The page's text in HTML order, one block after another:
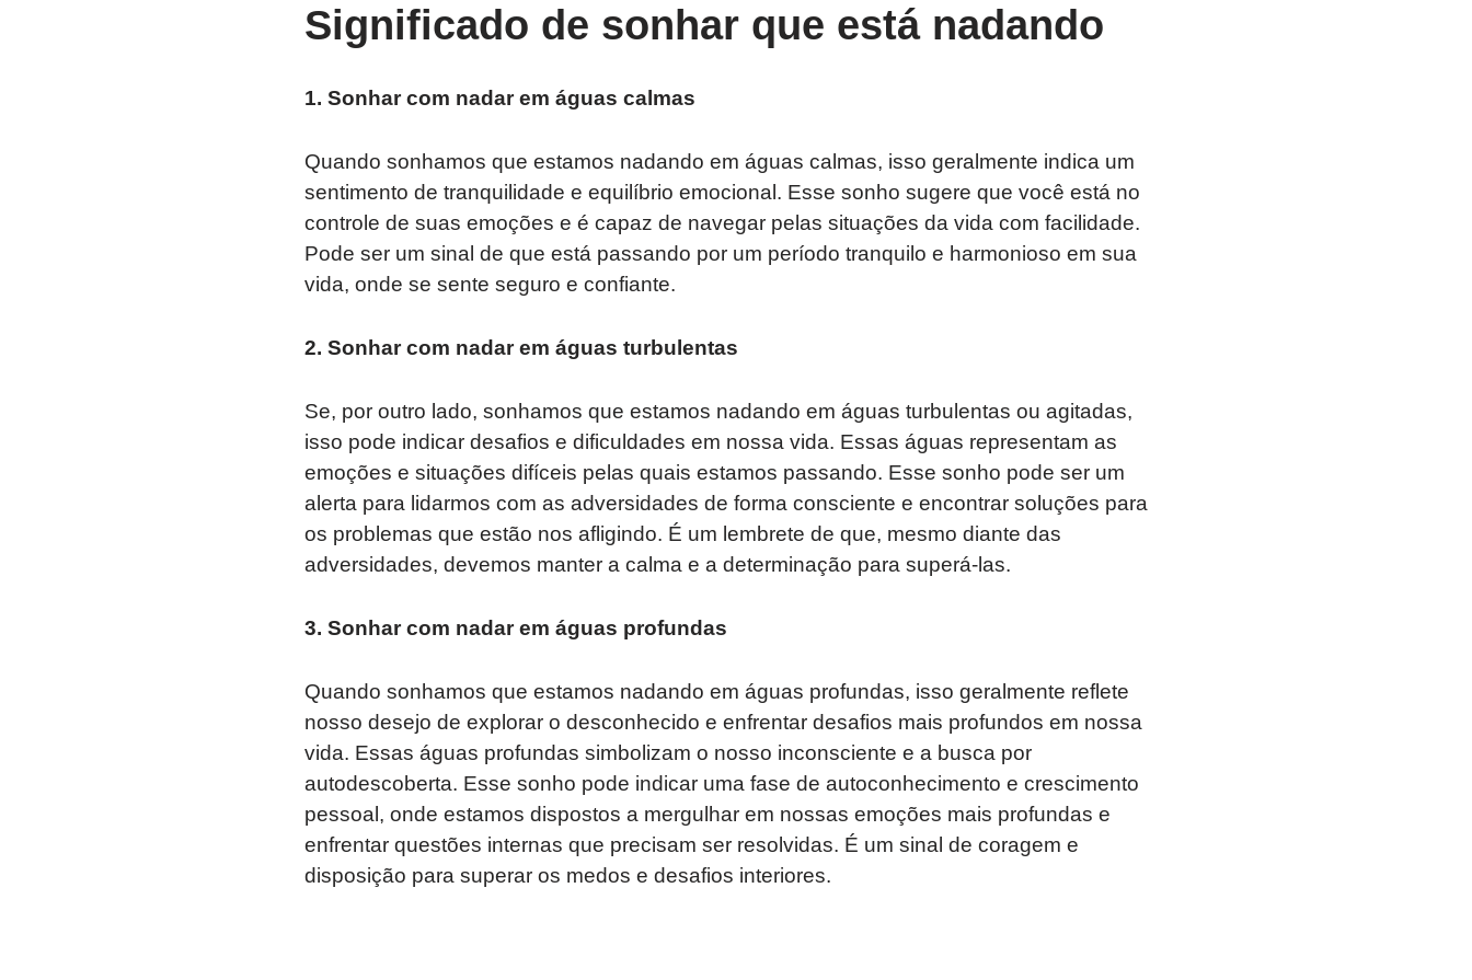
Significado de sonhar que está nadando
1. Sonhar com nadar em águas calmas
Quando sonhamos que estamos nadando em águas calmas, isso geralmente indica um
sentimento de tranquilidade e equilíbrio emocional. Esse sonho sugere que você está no
controle de suas emoções e é capaz de navegar pelas situações da vida com facilidade.
Pode ser um sinal de que está passando por um período tranquilo e harmonioso em sua
vida, onde se sente seguro e confiante.
2. Sonhar com nadar em águas turbulentas
Se, por outro lado, sonhamos que estamos nadando em águas turbulentas ou agitadas,
isso pode indicar desafios e dificuldades em nossa vida. Essas águas representam as
emoções e situações difíceis pelas quais estamos passando. Esse sonho pode ser um
alerta para lidarmos com as adversidades de forma consciente e encontrar soluções para
os problemas que estão nos afligindo. É um lembrete de que, mesmo diante das
adversidades, devemos manter a calma e a determinação para superá-las.
3. Sonhar com nadar em águas profundas
Quando sonhamos que estamos nadando em águas profundas, isso geralmente reflete
nosso desejo de explorar o desconhecido e enfrentar desafios mais profundos em nossa
vida. Essas águas profundas simbolizam o nosso inconsciente e a busca por
autodescoberta. Esse sonho pode indicar uma fase de autoconhecimento e crescimento
pessoal, onde estamos dispostos a mergulhar em nossas emoções mais profundas e
enfrentar questões internas que precisam ser resolvidas. É um sinal de coragem e
disposição para superar os medos e desafios interiores.